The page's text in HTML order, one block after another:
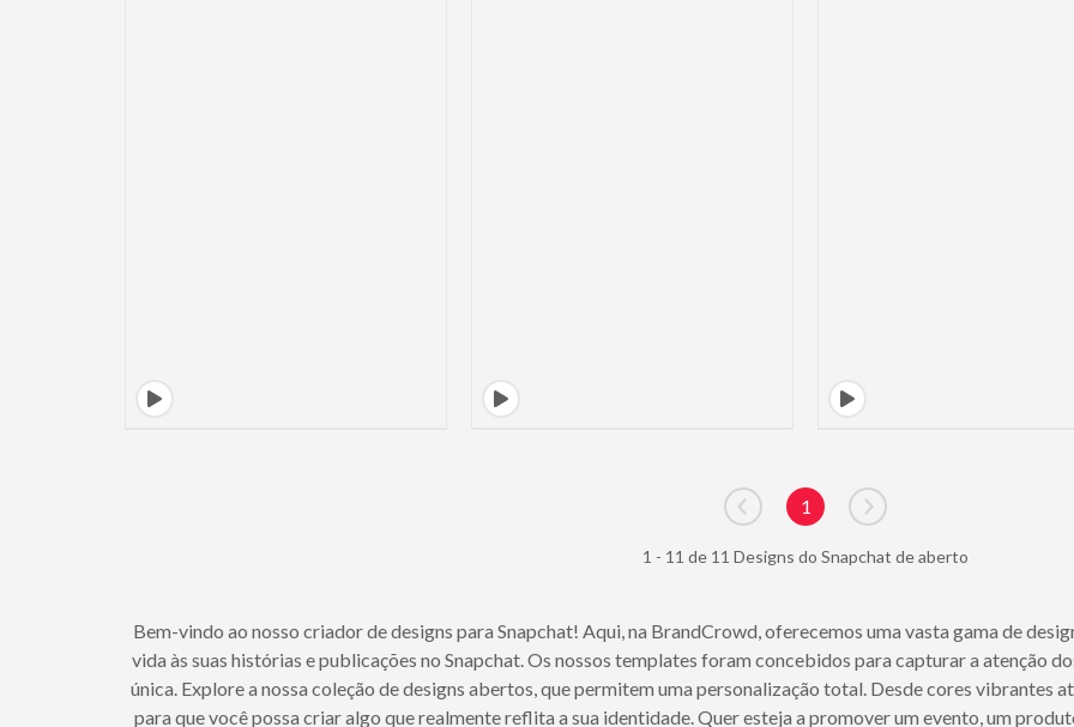
Go to previous page
1
Go to next page
1 - 11 de 11 Designs do Snapchat de aberto
Bem-vindo ao nosso criador de designs para Snapchat! Aqui, na BrandCrowd, oferecemos uma vasta gama de
vida às suas histórias e publicações no Snapchat. Os nossos templates foram concebidos para capturar a atenção
única. Explore a nossa coleção de designs abertos, que permitem uma personalização total. Desde cores vibrantes
para que você possa criar algo que realmente reflita a sua identidade. Quer esteja a promover um evento, um